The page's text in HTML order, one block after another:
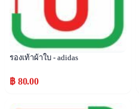
รองเท้าผ้าใบ - adidas
฿ 80.00